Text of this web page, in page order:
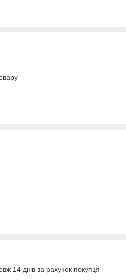
14 днів за рахунок покупця